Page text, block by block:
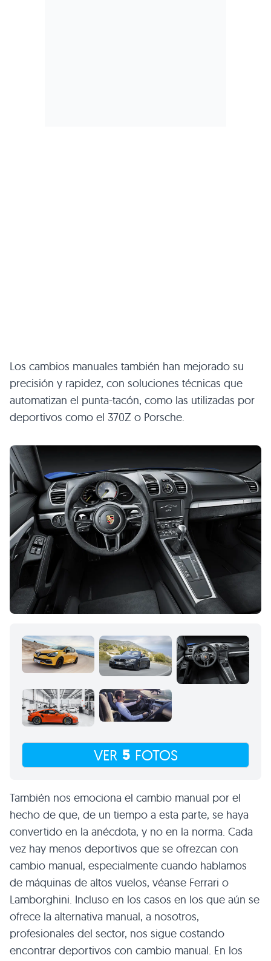
Los cambios manuales también han mejorado su
precisión y rapidez, con soluciones técnicas que
automatizan el punta-tacón, como las utilizadas por
deportivos como el 370Z o Porsche.
VER 5 FOTOS
También nos emociona el cambio manual por el
hecho de que, de un tiempo a esta parte, se haya
convertido en la anécdota, y no en la norma. Cada
vez hay menos deportivos que se ofrezcan con
cambio manual, especialmente cuando hablamos
de máquinas de altos vuelos, véanse Ferrari o
Lamborghini. Incluso en los casos en los que aún se
ofrece la alternativa manual, a nosotros,
profesionales del sector, nos sigue costando
encontrar deportivos con cambio manual. En los